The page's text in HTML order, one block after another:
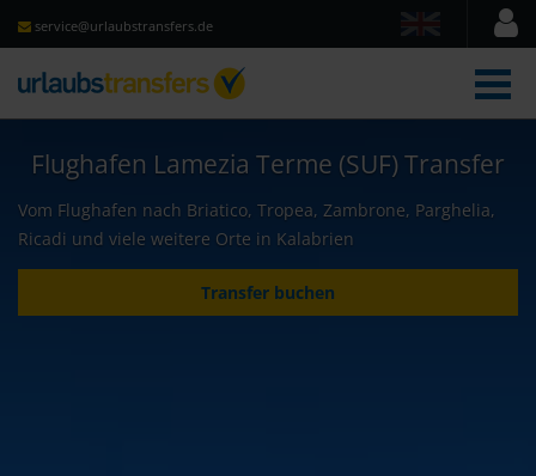
service@urlaubstransfers.de
Flughafen Lamezia Terme (SUF) Transfer
Vom Flughafen nach Briatico, Tropea, Zambrone, Parghelia,
Ricadi und viele weitere Orte in Kalabrien
Transfer buchen